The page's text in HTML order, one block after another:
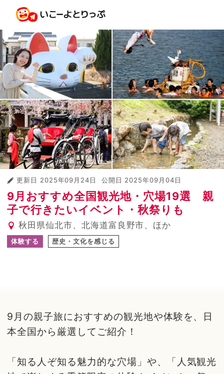
更新日 2025年09月24日 公開日 2025年09月04日
9月おすすめ全国観光地・穴場19選 親
子で行きたいイベント・秋祭りも
秋田県仙北市、北海道富良野市、ほか
体験する 歴史・文化を感じる
9月の親子旅におすすめの観光地や体験を、日
本全国から厳選してご紹介！
「知る人ぞ知る魅力的な穴場」や、「人気観光